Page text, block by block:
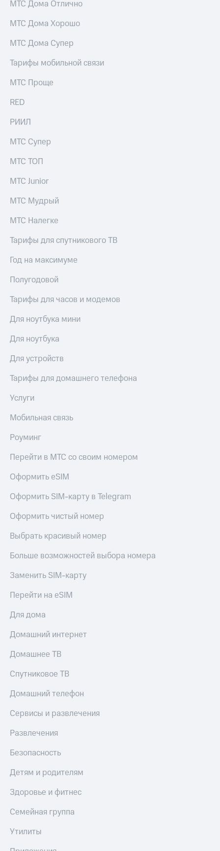
МТС Дома Отлично
МТС Дома Хорошо
МТС Дома Супер
Тарифы мобильной связи
МТС Проще
RED
РИИЛ
МТС Супер
МТС ТОП
МТС Junior
МТС Мудрый
МТС Налегке
Тарифы для спутникового ТВ
Год на максимуме
Полугодовой
Тарифы для часов и модемов
Для ноутбука мини
Для ноутбука
Для устройств
Тарифы для домашнего телефона
Услуги
Мобильная связь
Роуминг
Перейти в МТС со своим номером
Оформить eSIM
Оформить SIM-карту в Telegram
Оформить чистый номер
Выбрать красивый номер
Больше возможностей выбора номера
Заменить SIM-карту
Перейти на eSIM
Для дома
Домашний интернет
Домашнее ТВ
Спутниковое ТВ
Домашний телефон
Сервисы и развлечения
Развлечения
Безопасность
Детям и родителям
Здоровье и фитнес
Семейная группа
Утилиты